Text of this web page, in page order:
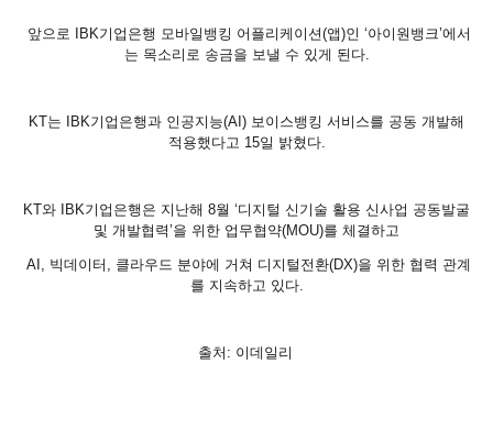
앞으로 IBK기업은행 모바일뱅킹 어플리케이션(앱)인 ‘아이원뱅크’에서
는 목소리로 송금을 보낼 수 있게 된다.
KT는 IBK기업은행과 인공지능(AI) 보이스뱅킹 서비스를 공동 개발해
적용했다고 15일 밝혔다.
KT와 IBK기업은행은 지난해 8월 ‘디지털 신기술 활용 신사업 공동발굴
및 개발협력’을 위한 업무협약(MOU)를 체결하고
AI, 빅데이터, 클라우드 분야에 거쳐 디지털전환(DX)을 위한 협력 관계
를 지속하고 있다.
출처: 이데일리